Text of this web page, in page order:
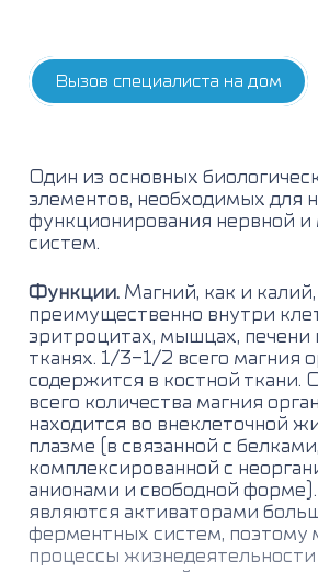
Вызов специалиста на дом
Один из основных
элементов, необходимых для
функционирования нервной
систем.
Функции.Магний, как и
преимущественно внутри
эритроцитах, мышцах, печени
тканях. 1/3-1/2 всего магния
содержится в костной ткани.
всего количества магния
находится во внеклеточной
плазме (в связанной с белками,
комплексированной с
анионами и свободной
являются активаторами
ферментных систем, поэтому
процессы жизнедеятельности